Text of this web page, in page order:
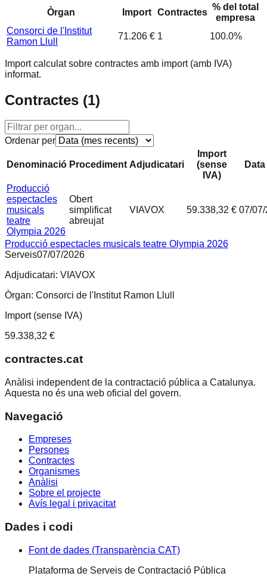
Òrgan Import Contractes
% del total
empresa
Consorci de l'Institut
Ramon Llull
71.206 € 1 100.0%
Import calculat sobre contractes amb import (amb IVA)
informat.
Contractes (1)
Ordenar per
Denominació Procediment Adjudicatari
Import
(sense
IVA)
Producció
espectacles
musicals
teatre
Olympia 2026
Obert
simplificat
abreujat
VIAVOX 59.338,32 € 07/
Producció espectacles musicals teatre Olympia 2026
Serveis07/07/2026
Adjudicatari: VIAVOX
Òrgan: Consorci de l'Institut Ramon Llull
Import (sense IVA)
59.338,32 €
contractes.cat
Anàlisi independent de la contractació pública a Catalunya.
Aquesta no és una web oficial del govern.
Navegació
Empreses
Persones
Contractes
Organismes
Anàlisi
Sobre el projecte
Avís legal i privacitat
Dades i codi
Font de dades (Transparència CAT)
Plataforma de Serveis de Contractació Pública